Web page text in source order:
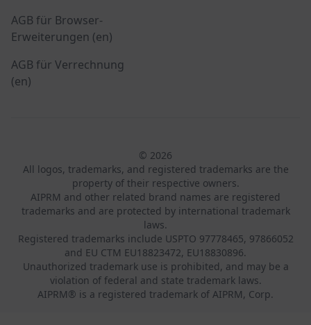
AGB für Browser-
Erweiterungen (en)
AGB für Verrechnung
(en)
© 2026
All logos, trademarks, and registered trademarks are the
property of their respective owners.
AIPRM and other related brand names are registered
trademarks and are protected by international trademark
laws.
Registered trademarks include USPTO 97778465, 97866052
and EU CTM EU18823472, EU18830896.
Unauthorized trademark use is prohibited, and may be a
violation of federal and state trademark laws.
AIPRM® is a registered trademark of AIPRM, Corp.